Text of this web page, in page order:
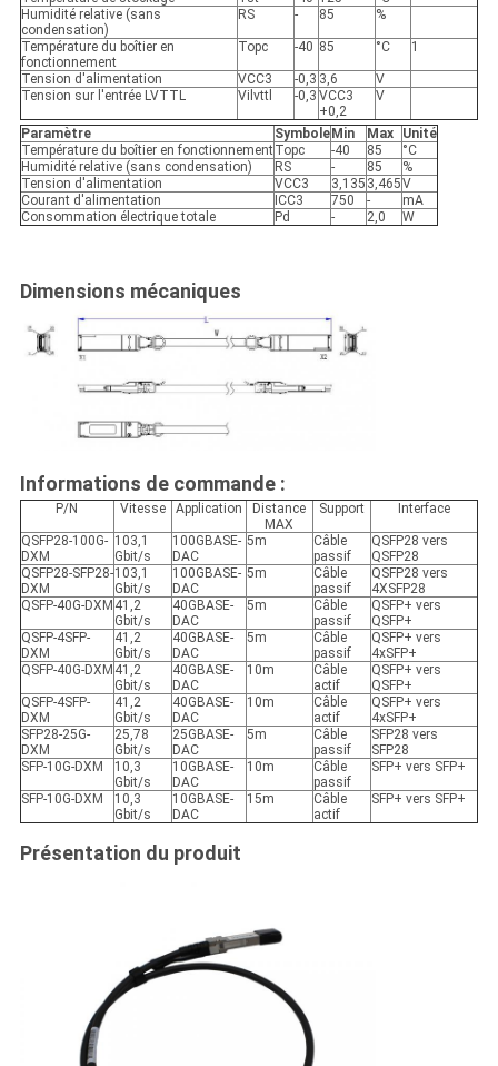
Humidité relative (sans
condensation)
RS - 85 %
Température du boîtier en
fonctionnement
Topc -40 85 °C 1
Tension d'alimentation VCC3 -0,3 3,6
V
Tension sur l'entrée LVTTL
Vilvttl -0,3 VCC3
+0,2
V
Paramètre Symbole Min Max
Unité
Température du boîtier en fonctionnementTopc -40 85
°C
Humidité relative (sans condensation)
RS - 85
%
Tension d'alimentation
VCC3 3,135 3,465V
Courant d'alimentation
ICC3 750 -
mA
Consommation électrique totale
Pd - 2,0 W
Dimensions mécaniques
Informations de commande :
P/N Vitesse Application
Distance
MAX
Support Interface
QSFP28-100G-
DXM
103,1
Gbit/s
100GBASE-
DAC
5m
Câble
passif
QSFP28 vers
QSFP28
QSFP28-SFP28-
DXM
103,1
Gbit/s
100GBASE-
DAC
5m
Câble
passif
QSFP28 vers
4XSFP28
QSFP-40G-DXM 41,2
Gbit/s
40GBASE-
DAC
5m
Câble
passif
QSFP+ vers
QSFP+
QSFP-4SFP-
DXM
41,2
Gbit/s
40GBASE-
DAC
5m
Câble
passif
QSFP+ vers
4xSFP+
QSFP-40G-DXM 41,2
Gbit/s
40GBASE-
DAC
10m
Câble
actif
QSFP+ vers
QSFP+
QSFP-4SFP-
DXM
41,2
Gbit/s
40GBASE-
DAC
10m
Câble
actif
QSFP+ vers
4xSFP+
SFP28-25G-
DXM
25,78
Gbit/s
25GBASE-
DAC
5m
Câble
passif
SFP28 vers
SFP28
SFP-10G-DXM
10,3
Gbit/s
10GBASE-
DAC
10m
Câble
passif
SFP+ vers SFP+
SFP-10G-DXM
10,3
Gbit/s
10GBASE-
DAC
15m
Câble
actif
SFP+ vers SFP+
Présentation du produit